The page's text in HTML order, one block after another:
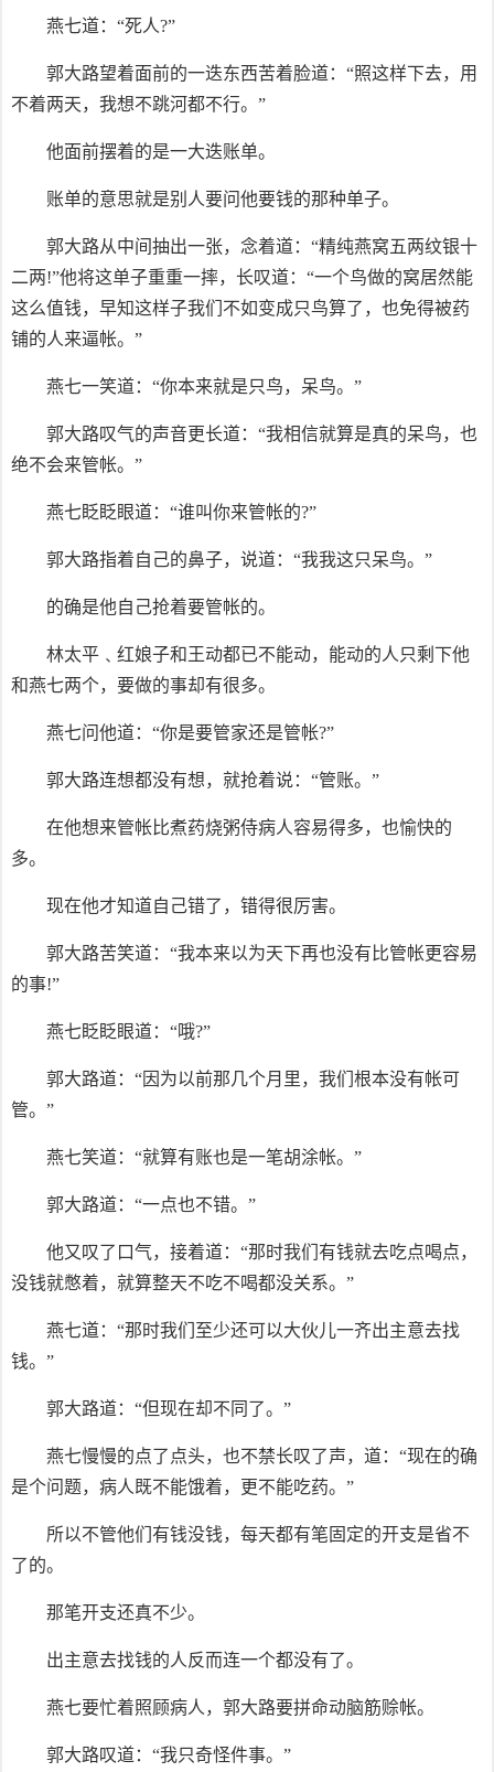
燕七道：“死人?”
郭大路望着面前的一迭东西苦着脸道：“照这样下去，用
不着两天，我想不跳河都不行。”
他面前摆着的是一大迭账单。
账单的意思就是别人要问他要钱的那种单子。
郭大路从中间抽出一张，念着道：“精纯燕窝五两纹银十
二两!”他将这单子重重一摔，长叹道：“一个鸟做的窝居然能
这么值钱，早知这样子我们不如变成只鸟算了，也免得被药
铺的人来逼帐。”
燕七一笑道：“你本来就是只鸟，呆鸟。”
郭大路叹气的声音更长道：“我相信就算是真的呆鸟，也
绝不会来管帐。”
燕七眨眨眼道：“谁叫你来管帐的?”
郭大路指着自己的鼻子，说道：“我我这只呆鸟。”
的确是他自己抢着要管帐的。
林太平﹑红娘子和王动都已不能动，能动的人只剩下他
和燕七两个，要做的事却有很多。
燕七问他道：“你是要管家还是管帐?”
郭大路连想都没有想，就抢着说：“管账。”
在他想来管帐比煮药烧粥侍病人容易得多，也愉快的
多。
现在他才知道自己错了，错得很厉害。
郭大路苦笑道：“我本来以为天下再也没有比管帐更容易
的事!”
燕七眨眨眼道：“哦?”
郭大路道：“因为以前那几个月里，我们根本没有帐可
管。”
燕七笑道：“就算有账也是一笔胡涂帐。”
郭大路道：“一点也不错。”
他又叹了口气，接着道：“那时我们有钱就去吃点喝点，
没钱就憋着，就算整天不吃不喝都没关系。”
燕七道：“那时我们至少还可以大伙儿一齐出主意去找
钱。”
郭大路道：“但现在却不同了。”
燕七慢慢的点了点头，也不禁长叹了声，道：“现在的确
是个问题，病人既不能饿着，更不能吃药。”
所以不管他们有钱没钱，每天都有笔固定的开支是省不
了的。
那笔开支还真不少。
出主意去找钱的人反而连一个都没有了。
燕七要忙着照顾病人，郭大路要拼命动脑筋赊帐。
郭大路叹道：“我只奇怪件事。”